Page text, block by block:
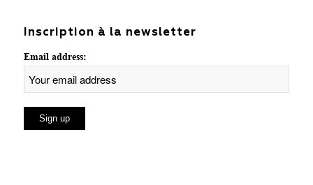
Inscription à la newsletter
Email address: